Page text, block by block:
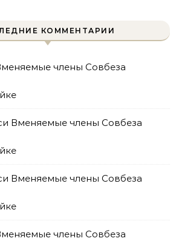
КОММЕНТАРИИ
члены Совбеза
Вменяемые члены Совбеза
Вменяемые члены Совбеза
члены Совбеза